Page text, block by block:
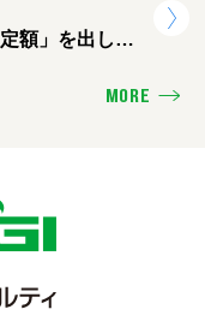
額」を出した
MORE